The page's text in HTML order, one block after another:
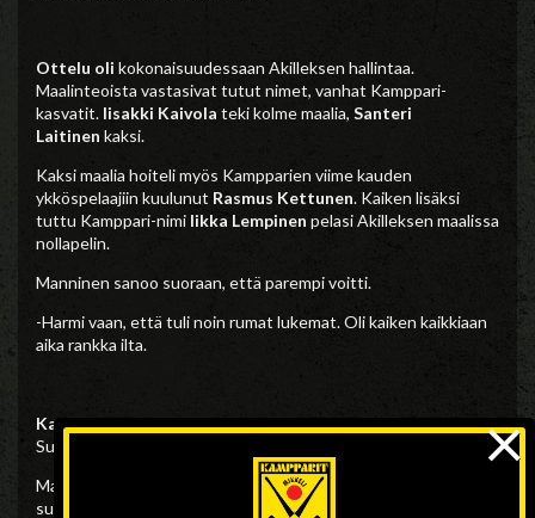
Ottelu oli kokonaisuudessaan Akilleksen hallintaa.
Maalinteoista vastasivat tutut nimet, vanhat Kamppari-
kasvatit. Iisakki Kaivola teki kolme maalia, Santeri
Laitinen kaksi.
Kaksi maalia hoiteli myös Kampparien viime kauden
ykköspelaajiin kuulunut Rasmus Kettunen. Kaiken lisäksi
tuttu Kamppari-nimi Iikka Lempinen pelasi Akilleksen maalissa
nollapelin.
Manninen sanoo suoraan, että parempi voitti.
-Harmi vaan, että tuli noin rumat lukemat. Oli kaiken kaikkiaan
aika rankka ilta.
Kampparit jatkaaBandyliigaa jälleen vierasottelulla.
Sunnuntaina joukkue matkaa Helsinkiin HIFK:n vieraaksi.
Manninen ei lähtenyt perjantaina illalla vielä ennakimaan
sunnuntain ottelua.
×